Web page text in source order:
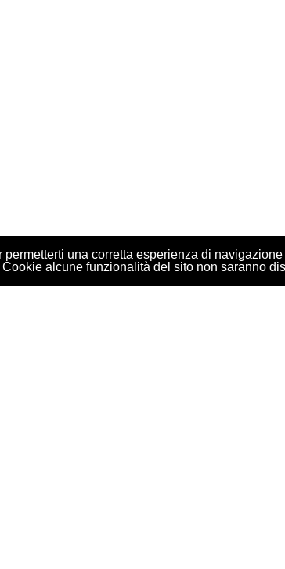
una corretta esperienza di
alcune funzionalità del sito non saranno